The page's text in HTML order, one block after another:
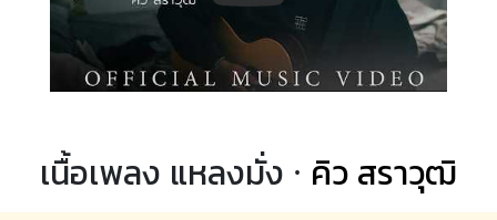
เนื้อเพลง แหลงมั่ง · คิว สราวุฒิ